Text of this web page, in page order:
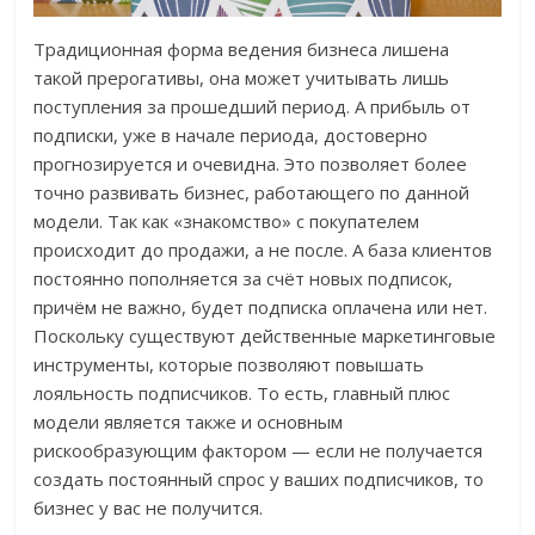
Традиционная форма ведения бизнеса лишена
такой прерогативы, она может учитывать лишь
поступления за прошедший период. А прибыль от
подписки, уже в начале периода, достоверно
прогнозируется и очевидна. Это позволяет более
точно развивать бизнес, работающего по данной
модели. Так как «знакомство» с покупателем
происходит до продажи, а не после. А база клиентов
постоянно пополняется за счёт новых подписок,
причём не важно, будет подписка оплачена или нет.
Поскольку существуют действенные маркетинговые
инструменты, которые позволяют повышать
лояльность подписчиков. То есть, главный плюс
модели является также и основным
рискообразующим фактором — если не получается
создать постоянный спрос у ваших подписчиков, то
бизнес у вас не получится.